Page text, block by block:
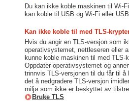
Du kan ikke koble maskinen til Wi-
kan koble til USB og Wi-Fi eller
Kan ikke koble til med TLS-
Hvis du angir en TLS-versjon som
operativsystemet, nettleseren eller
kunne koble maskinen til med TLS-
Oppdater operativsystemet og
trinnvis TLS-versjonen til du får til
det å nedgradere TLS-versjon
miljø som ikke er beskyttet av
Bruke TLS